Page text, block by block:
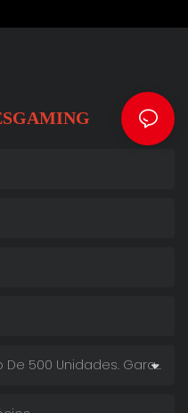
Quantidade: Pedido Mínimo De 500 Unidades. Garanta O Nosso Menor Preço!